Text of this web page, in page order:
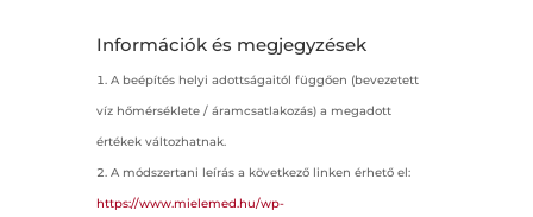
Információk és megjegyzések
A beépítés helyi adottságaitól függően (bevezetett
víz hőmérséklete / áramcsatlakozás) a megadott
értékek változhatnak.
A módszertani leírás a következő linken érhető el:
https://www.mielemed.hu/wp-